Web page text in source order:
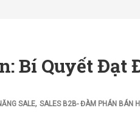
Bí Quyết Đạt
SALE, SALES B2B- ĐÀM PHÁN BÁN